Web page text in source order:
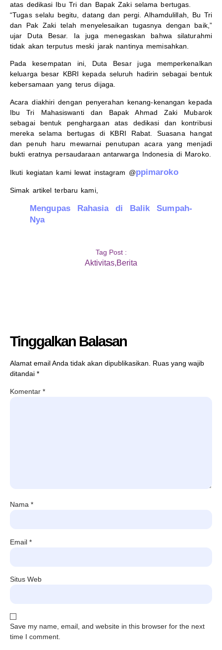
atas dedikasi Ibu Tri dan Bapak Zaki selama bertugas.
“Tugas selalu begitu, datang dan pergi. Alhamdulillah, Bu Tri
dan Pak Zaki telah menyelesaikan tugasnya dengan baik,”
ujar Duta Besar. Ia juga menegaskan bahwa silaturahmi
tidak akan terputus meski jarak nantinya memisahkan.
Pada kesempatan ini, Duta Besar juga memperkenalkan
keluarga besar KBRI kepada seluruh hadirin sebagai bentuk
kebersamaan yang terus dijaga.
Acara diakhiri dengan penyerahan kenang-kenangan kepada
Ibu Tri Mahasiswanti dan Bapak Ahmad Zaki Mubarok
sebagai bentuk penghargaan atas dedikasi dan kontribusi
mereka selama bertugas di KBRI Rabat. Suasana hangat
dan penuh haru mewarnai penutupan acara yang menjadi
bukti eratnya persaudaraan antarwarga Indonesia di Maroko.
Ikuti kegiatan kami lewat instagram @ppimaroko
Simak artikel terbaru kami,
Mengupas Rahasia di Balik Sumpah-
Nya
Tag Post :
Aktivitas,Berita
Tinggalkan Balasan
Alamat email Anda tidak akan dipublikasikan.
Ruas yang wajib
ditandai *
Komentar *
Nama *
Email *
Situs Web
Save my name, email, and website in this browser for the next
time I comment.